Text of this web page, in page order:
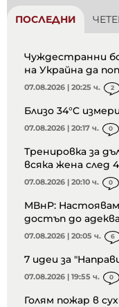
ПОСЛЕДНИ
Чуждестранни
на Украйна да
07.08.2026 | 20:25 ч. 2
Близо 34°C
07.08.2026 | 20:17 ч. 0
Тренировка за
всяка жена след
07.08.2026 | 20:10 ч. 0
МВнР:
достъп до
07.08.2026 | 20:05 ч. 6
7 идеи за
07.08.2026 | 19:55 ч. 0
Голям пожар в